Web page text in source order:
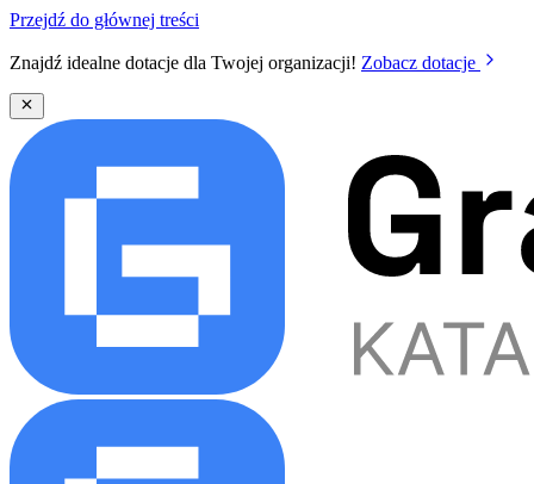
Przejdź do głównej treści
Znajdź idealne dotacje dla Twojej organizacji! Zobacz dotacje